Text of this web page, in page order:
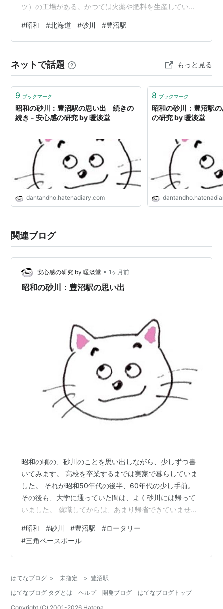
ツ）の工場がある。かつては火薬や肥料を生産していた
ようだ。さらに石狩川に向かって行くと、北海道電力の
火力発電所がある。この火力発電所は、以前は石炭を燃
ったのだ。 石炭は、砂川の東側をほぼ南北に走る夕張山
地のそこここから採掘されていた。その石炭を運ぶため
に、鉄道が利用されていた。豊沼駅の南西側に…
#昭和 #北海道 #砂川 #豊沼駅
ネットで話題 もっと見る
9 ブックマーク
昭和の砂川：豊沼駅の思い出 続きの
続き - 安心感の研究 by 暖淡堂
dantandho.hatenadiary.com
8 ブックマーク
昭和の砂川：豊沼駅
の研究 by 暖淡堂
関連ブログ
安心感の研究 by 暖淡堂 • 1ヶ月前
昭和の砂川：豊沼駅の思い出
昭和の頃の、砂川のことを思い出しながら、少しずつ書
いてみます。 高校を卒業するまでは実家で暮らしていま
した。 それが昭和50年代の後半、60年代の少し手前。
その後も、大学に通っていた間は、よく砂川には帰って
いました。 就職してからは、あまり帰省できていませ
ん。 現在の砂川の様子は、ストリートビューのリンクで
ご確認ください。 豊沼駅のこと 豊沼駅は砂川に二つある
駅の南側の方。小さな駅である。現在の三井化学の工場
ただ東洋高圧だったと思う。それで、子供の頃は、ただ
「トーアツ」と呼んでいた。たしか、…
#昭和 #砂川 #豊沼駅 #ロータリー
#三角ベースボール
はてなブログ > 未指定 > 豊沼駅
はてなブログ タグとは
ヘルプ 開発ブログ
はてなブログトップ
Copyright (C) 2001-2026 Hatena.